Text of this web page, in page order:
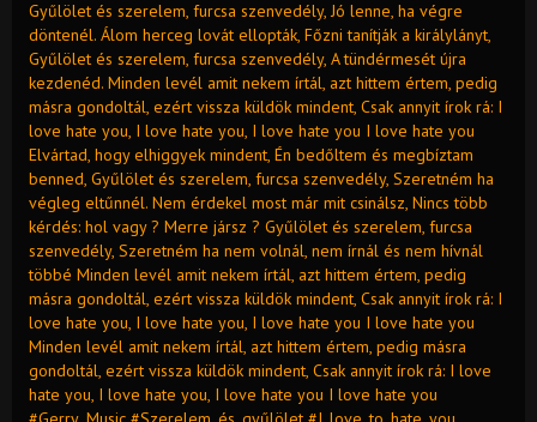
Gyűlölet és szerelem, furcsa szenvedély, Jó lenne, ha végre
döntenél. Álom herceg lovát ellopták, Főzni tanítják a királylányt,
Gyűlölet és szerelem, furcsa szenvedély, A tündérmesét újra
kezdenéd. Minden levél amit nekem írtál, azt hittem értem, pedig
másra gondoltál, ezért vissza küldök mindent, Csak annyit írok rá: I
love hate you, I love hate you, I love hate you I love hate you
Elvártad, hogy elhiggyek mindent, Én bedőltem és megbíztam
benned, Gyűlölet és szerelem, furcsa szenvedély, Szeretném ha
végleg eltűnnél. Nem érdekel most már mit csinálsz, Nincs több
kérdés: hol vagy ? Merre jársz ? Gyűlölet és szerelem, furcsa
szenvedély, Szeretném ha nem volnál, nem írnál és nem hívnál
többé Minden levél amit nekem írtál, azt hittem értem, pedig
másra gondoltál, ezért vissza küldök mindent, Csak annyit írok rá: I
love hate you, I love hate you, I love hate you I love hate you
Minden levél amit nekem írtál, azt hittem értem, pedig másra
gondoltál, ezért vissza küldök mindent, Csak annyit írok rá: I love
hate you, I love hate you, I love hate you I love hate you